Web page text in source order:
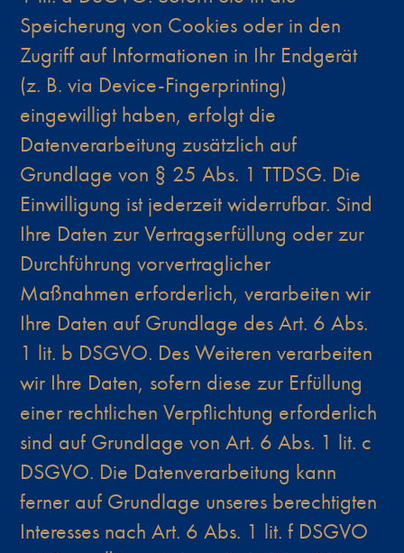
Speicherung von Cookies oder in den
Zugriff auf Informationen in Ihr Endgerät
(z. B. via Device-Fingerprinting)
eingewilligt haben, erfolgt die
Datenverarbeitung zusätzlich auf
Grundlage von § 25 Abs. 1 TTDSG. Die
Einwilligung ist jederzeit widerrufbar. Sind
Ihre Daten zur Vertragserfüllung oder zur
Durchführung vorvertraglicher
Maßnahmen erforderlich, verarbeiten wir
Ihre Daten auf Grundlage des Art. 6 Abs.
1 lit. b DSGVO. Des Weiteren verarbeiten
wir Ihre Daten, sofern diese zur Erfüllung
einer rechtlichen Verpflichtung erforderlich
sind auf Grundlage von Art. 6 Abs. 1 lit. c
DSGVO. Die Datenverarbeitung kann
ferner auf Grundlage unseres berechtigten
Interesses nach Art. 6 Abs. 1 lit. f DSGVO